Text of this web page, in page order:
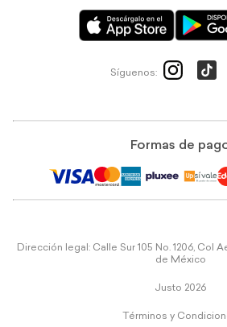
Síguenos:
Formas de
Dirección legal: Calle Sur 105 No. 1206, Col
de México
Justo 2026
Términos y